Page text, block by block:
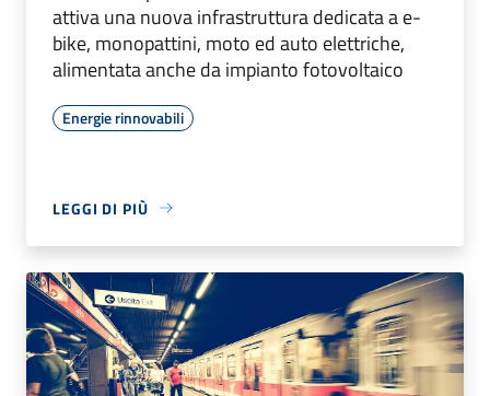
attiva una nuova infrastruttura dedicata a e-
bike, monopattini, moto ed auto elettriche,
alimentata anche da impianto fotovoltaico
Energie rinnovabili
LEGGI DI PIÙ